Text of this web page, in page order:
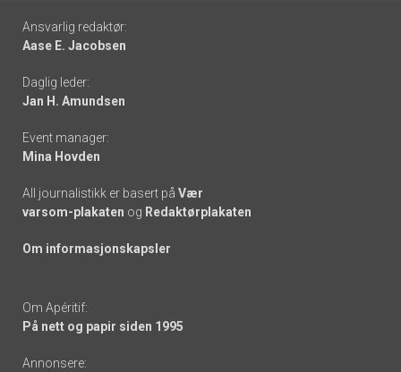
Footer
-
links
Ansvarlig redaktør:
Aase E. Jacobsen
Daglig leder:
Jan H. Amundsen
Event manager:
Mina Hovden
All journalistikk er basert på Vær
varsom-plakaten og Redaktørplakaten
Om informasjonskapsler
Om Apéritif:
På nett og papir siden 1995
Annonsere: